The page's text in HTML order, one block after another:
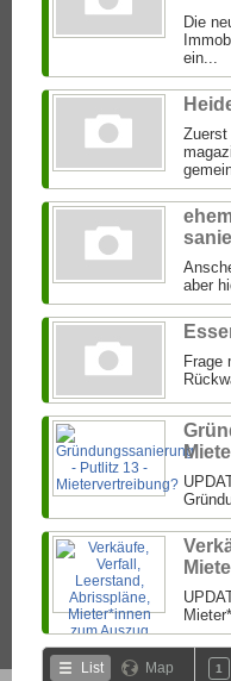
Die
ein...
Zuerst
aber
Frage
List Map 1